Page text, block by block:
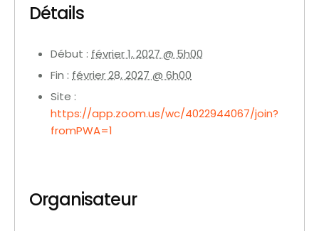
Détails
Début : février 1, 2027 @ 5h00
Fin : février 28, 2027 @ 6h00
Site :
https://app.zoom.us/wc/4022944067/join?
fromPWA=1
Organisateur